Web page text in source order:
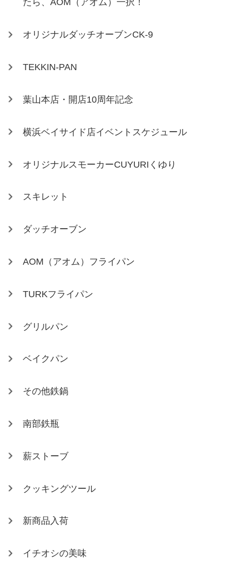
たら、AOM（アオム）一択！
オリジナルダッチオーブンCK-9
TEKKIN-PAN
葉山本店・開店10周年記念
横浜ベイサイド店イベントスケジュール
オリジナルスモーカーCUYURIくゆり
スキレット
ダッチオーブン
AOM（アオム）フライパン
TURKフライパン
グリルパン
ベイクパン
その他鉄鍋
南部鉄瓶
薪ストーブ
クッキングツール
新商品入荷
イチオシの美味